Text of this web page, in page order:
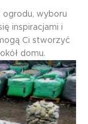
ogrodu, wyboru
inspiracjami i
Ci stworzyć
domu.